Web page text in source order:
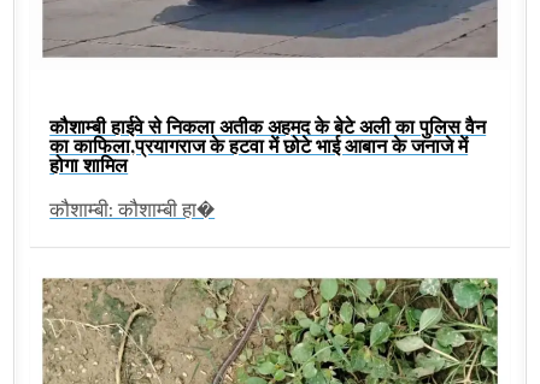
कौशाम्बी हाईवे से निकला अतीक अहमद के बेटे अली का पुलिस वैन
का काफिला,प्रयागराज के हटवा में छोटे भाई आबान के जनाजे में
होगा शामिल
कौशाम्बी: कौशाम्बी हा�